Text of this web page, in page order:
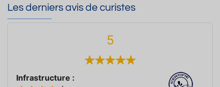
Les derniers avis de curistes
5
Infrastructure :